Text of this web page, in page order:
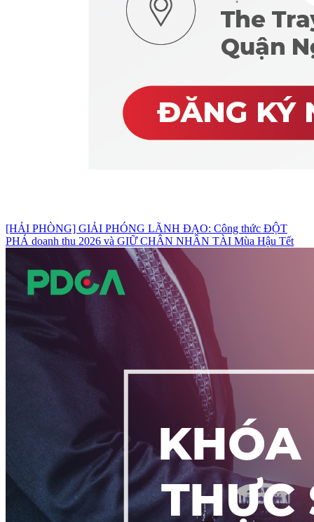
[HẢI PHÒNG] GIẢI PHÓNG LÃNH ĐẠO: Công thức ĐỘT
PHÁ doanh thu 2026 và GIỮ CHÂN NHÂN TÀI Mùa Hậu Tết